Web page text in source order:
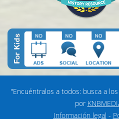
"Encuéntralos a todos: busca a
por
Información legal -